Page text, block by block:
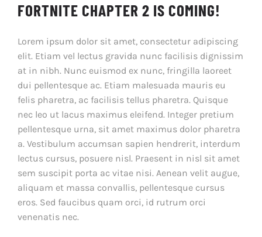
FORTNITE CHAPTER 2 IS COMING!
Lorem ipsum dolor sit amet, consectetur adipiscing
elit. Etiam vel lectus gravida nunc facilisis dignissim
at in nibh. Nunc euismod ex nunc, fringilla laoreet
dui pellentesque ac. Etiam malesuada mauris eu
felis pharetra, ac facilisis tellus pharetra. Quisque
nec leo ut lacus maximus eleifend. Integer pretium
pellentesque urna, sit amet maximus dolor pharetra
a. Vestibulum accumsan sapien hendrerit, interdum
lectus cursus, posuere nisl. Praesent in nisl sit amet
sem suscipit porta ac vitae nisi. Aenean velit augue,
aliquam et massa convallis, pellentesque cursus
eros. Sed faucibus quam orci, id rutrum orci
venenatis nec.